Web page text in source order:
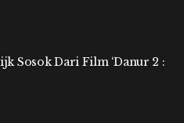
Sosok Dari Film ‘Danur 2 :